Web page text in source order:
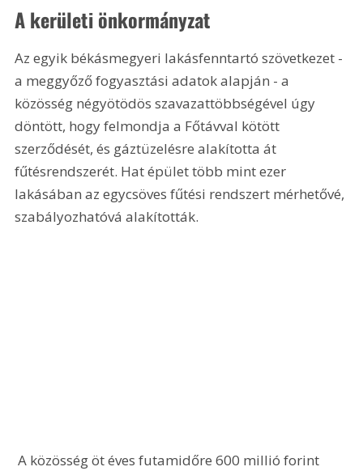
A kerületi önkormányzat
Az egyik békásmegyeri lakásfenntartó szövetkezet -
a meggyőző fogyasztási adatok alapján - a
közösség négyötödös szavazattöbbségével úgy
döntött, hogy felmondja a Főtávval kötött
szerződését, és gáztüzelésre alakította át
fűtésrendszerét. Hat épület több mint ezer
lakásában az egycsöves fűtési rendszert mérhetővé,
szabályozhatóvá alakították.
A közösség öt éves futamidőre 600 millió forint